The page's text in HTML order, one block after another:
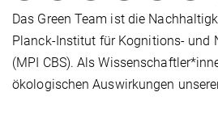
Das Green Team ist die
Planck-Institut für Kognitions- und
(MPI CBS). Als
ökologischen Auswirkungen